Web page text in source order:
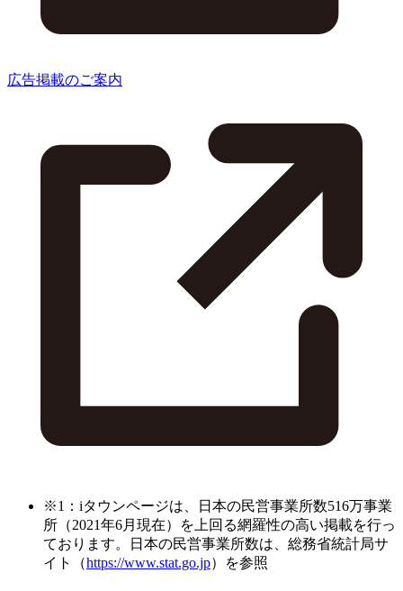
広告掲載のご案内
※1：iタウンページは、日本の民営事業所数516万事業
所（2021年6月現在）を上回る網羅性の高い掲載を行っ
ております。日本の民営事業所数は、総務省統計局サ
イト（https://www.stat.go.jp）を参照